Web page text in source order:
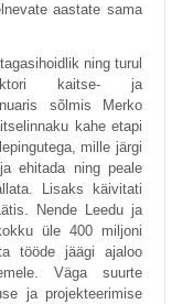
aastate sama
ning turul
kaitse- ja
sõlmis Merko
kahe etapi
mille järgi
ehitada ning peale
Lisaks käivitati
Nende Leedu ja
üle 400 miljoni
tööde jäägi ajaloo
Väga suurte
ja projekteerimise